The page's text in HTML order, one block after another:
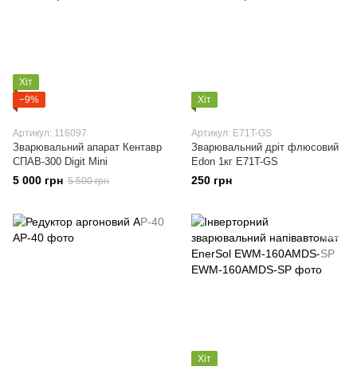
Хіт
−9%
Артикул: 116097
Зварювальний апарат Кентавр
СПАВ-300 Digit Mini
5 000 грн 5 500 грн
Хіт
Артикул: E71T-GS
Зварювальний дріт флюсовий
Edon 1кг E71T-GS
250 грн
Хіт